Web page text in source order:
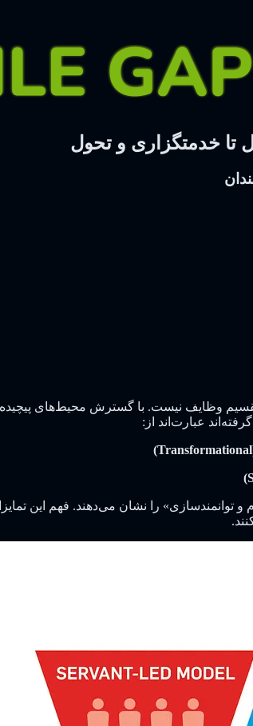
تا خدمتگزاری و تحول
وظایف نیست. با گسترش محیط‌های
و توانمندسازی» را نشان می‌دهند. فهم